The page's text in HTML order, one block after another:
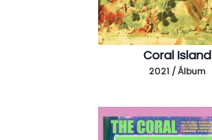
Coral Island
2021 / Álbum